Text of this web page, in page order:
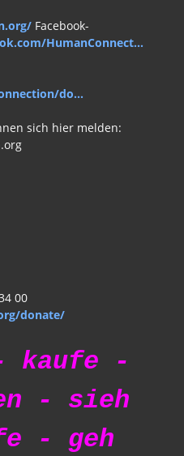
Facebook-
HumanConnect...
do...
sich hier melden:
00
donate/
kaufe -
- sieh
- geh